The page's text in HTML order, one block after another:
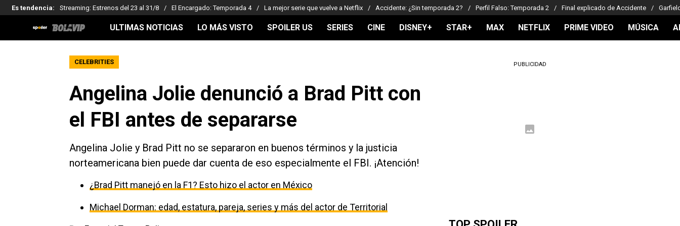
Es tendencia: Streaming: Estrenos del 23 al 31/8 El Encargado: Temporada 4 La mejor serie que vuelve a Netflix Accidente: ¿Sin temporada 2? Perfil Falso: Temporada 2 Final explicado de Accidente
ULTIMAS NOTICIAS LO MÁS VISTO SPOILER US SERIES CINE DISNEY+ STAR+ MAX NETFLIX PRIME VIDEO MÚSICA
CELEBRITIES
Angelina Jolie denunció a Brad Pitt con
el FBI antes de separarse
Angelina Jolie y Brad Pitt no se separaron en buenos términos y la justicia
norteamericana bien puede dar cuenta de eso especialmente el FBI. ¡Atención!
¿Brad Pitt manejó en la F1? Esto hizo el actor en México
Michael Dorman: edad, estatura, pareja, series y más del actor de Territorial
PUBLICIDAD